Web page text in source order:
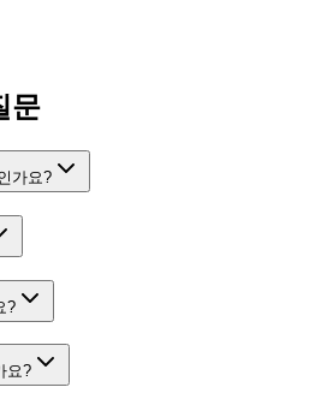
문
가요?
?
요?